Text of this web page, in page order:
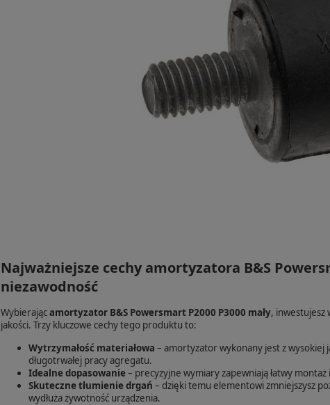
Najważniejsze cechy amortyzatora B&S
niezawodność
Wybierającamortyzator B&S Powersmart P2000 P3000 mały, inwestujesz
jakości. Trzy kluczowe cechy tego produktu to:
Wytrzymałość materiałowa – amortyzator wykonany jest z wysokiej
długotrwałej pracy agregatu.
Idealne dopasowanie– precyzyjne wymiary zapewniają łatwy
Skuteczne tłumienie drgań – dzięki temu elementowi zmniejszysz
wydłuża żywotność urządzenia.